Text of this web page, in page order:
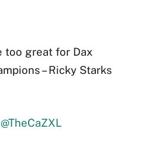
too great for Dax
– Ricky Starks
@TheCaZXL